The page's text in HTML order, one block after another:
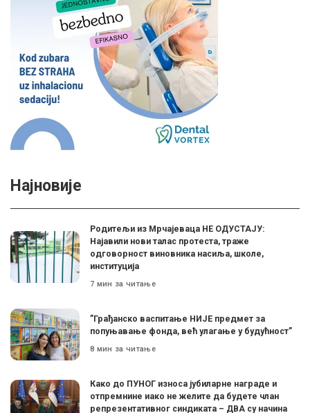
Најновије
Родитељи из Мрчајеваца НЕ ОДУСТАЈУ:
Најавили нови талас протеста, траже
одговорност виновника насиља, школе,
институција
7 мин за читање
”Грађанско васпитање НИЈЕ предмет за
попуњавање фонда, већ улагање у будућност”
8 мин за читање
Како до ПУНОГ износа јубиларне награде и
отпремнине иако не желите да будете члан
репрезентативног синдиката – ДВА су начина